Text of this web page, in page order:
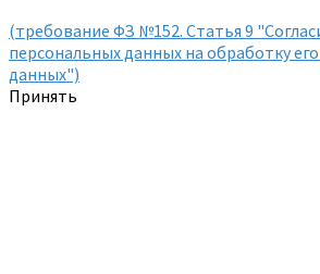
(требование ФЗ №152. Статья 9
персональных данных на обработку
данных")
Принять